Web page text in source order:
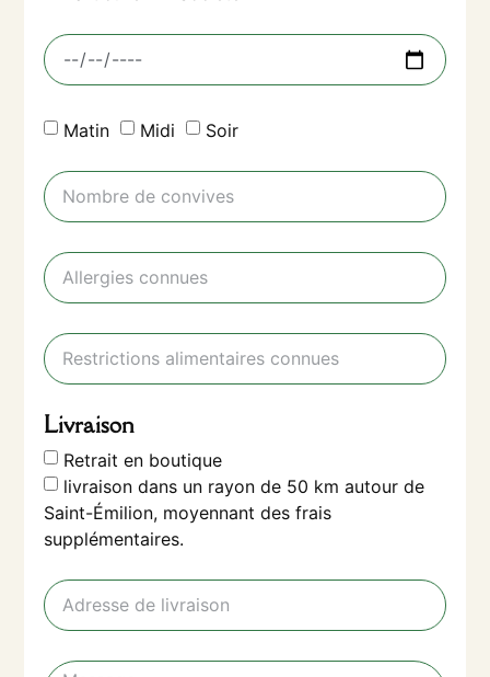
Matin Midi Soir
Livraison
Retrait en boutique
livraison dans un rayon de 50 km autour de
Saint-Émilion, moyennant des frais
supplémentaires.